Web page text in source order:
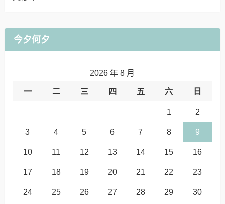
今夕何夕
2026 年 8 月
一 二 三 四 五 六 日
1 2
3 4 5 6 7 8 9
10 11 12 13 14 15 16
17 18 19 20 21 22 23
24 25 26 27 28 29 30